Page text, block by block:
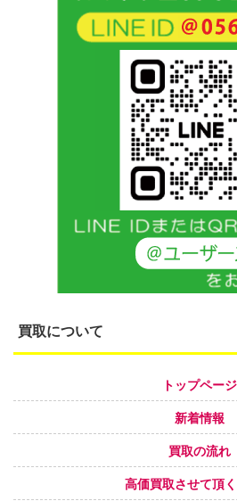
買取について
トップページ
新着情報
買取の流れ
高価買取させて頂